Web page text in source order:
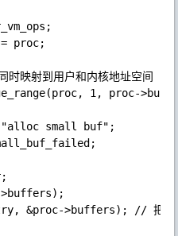
proc;
映射到用户和内核地址空间
1, proc-
small buf";
&proc->buffers); // 把